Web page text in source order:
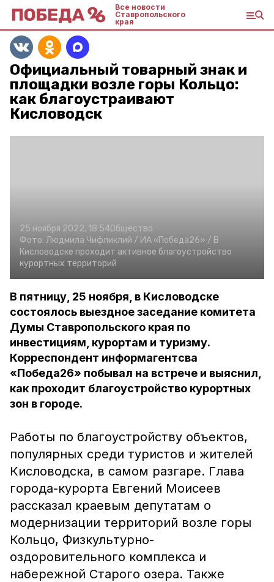
Все новости
Ставропольского
края
Официальный товарный знак и
площадки возле горы Кольцо:
как благоустраивают
Кисловодск
25 ноября 2022, 18:54Общество
Фото: Людмила Чифликлий / ИА «Победа26» / В
Кисловодске проходит активное благоустройство
курортных территорий
В пятницу, 25 ноября, в Кисловодске
состоялось выездное заседание комитета
Думы Ставропольского края по
инвестициям, курортам и туризму.
Корреспондент информагентсва
«Победа26» побывал на встрече и выяснил,
как проходит благоустройство курортных
зон в городе.
Работы по благоустройству объектов,
популярных среди туристов и жителей
Кисловодска, в самом разгаре. Глава
города-курорта Евгений Моисеев
рассказал краевым депутатам о
модернизации территорий возле горы
Кольцо, Физкультурно-
оздоровительного комплекса и
набережной Старого озера. Также